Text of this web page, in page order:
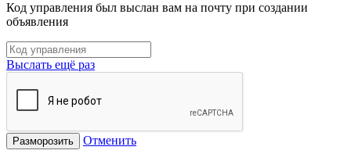
Код управления был выслан вам на почту при создании
объявления
Выслать ещё раз
Разморозить Отменить